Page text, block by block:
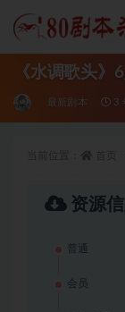
《水调歌头》
最新剧本 3
资源
普通
会员